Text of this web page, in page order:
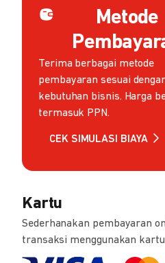
Metode
Terima berbagai metode
pembayaran sesuai
kebutuhan bisnis. Harga
termasuk PPN.
CEK SIMULASI BIAYA
Kartu
Sederhanakan pembayaran
transaksi menggunakan kartu